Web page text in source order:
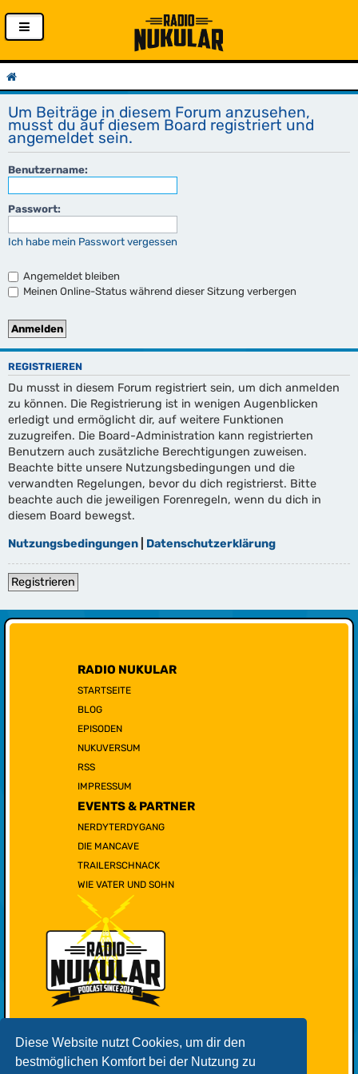
Diese Website nutzt Cookies, um dir den
bestmöglichen Komfort bei der Nutzung zu
Um Beiträge in diesem Forum anzusehen,
musst du auf diesem Board registriert und
angemeldet sein.
Benutzername:
Passwort:
Ich habe mein Passwort vergessen
Angemeldet bleiben
Meinen Online-Status während dieser Sitzung verbergen
REGISTRIEREN
Du musst in diesem Forum registriert sein, um dich anmelden
zu können. Die Registrierung ist in wenigen Augenblicken
erledigt und ermöglicht dir, auf weitere Funktionen
zuzugreifen. Die Board-Administration kann registrierten
Benutzern auch zusätzliche Berechtigungen zuweisen.
Beachte bitte unsere Nutzungsbedingungen und die
verwandten Regelungen, bevor du dich registrierst. Bitte
beachte auch die jeweiligen Forenregeln, wenn du dich in
diesem Board bewegst.
Nutzungsbedingungen Datenschutzerklärung
Registrieren
RADIO NUKULAR
STARTSEITE
BLOG
EPISODEN
NUKUVERSUM
RSS
IMPRESSUM
EVENTS & PARTNER
NERDYTERDYGANG
DIE MANCAVE
TRAILERSCHNACK
WIE VATER UND SOHN